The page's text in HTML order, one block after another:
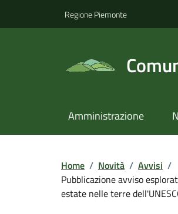
Regione Piemonte
Amministrazione
Home / Novità / Avvisi /
Pubblicazione avviso
estate nelle terre